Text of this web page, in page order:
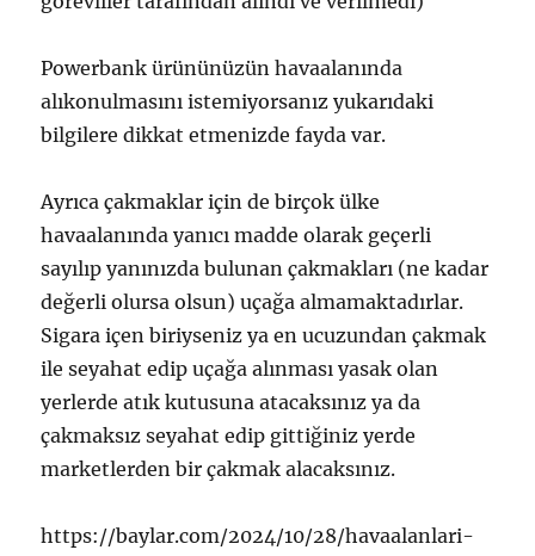
Powerbank ürününüzün havaalanında
alıkonulmasını istemiyorsanız yukarıdaki
bilgilere dikkat etmenizde fayda var.
Ayrıca çakmaklar için de birçok ülke
havaalanında yanıcı madde olarak geçerli
sayılıp yanınızda bulunan çakmakları (ne kadar
değerli olursa olsun) uçağa almamaktadırlar.
Sigara içen biriyseniz ya en ucuzundan çakmak
ile seyahat edip uçağa alınması yasak olan
yerlerde atık kutusuna atacaksınız ya da
çakmaksız seyahat edip gittiğiniz yerde
marketlerden bir çakmak alacaksınız.
https://baylar.com/2024/10/28/havaalanlari-